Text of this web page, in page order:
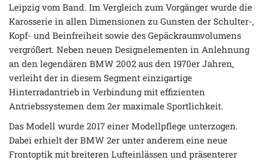
Leipzig vom Band. Im Vergleich zum Vorgänger wurde die
Karosserie in allen Dimensionen zu Gunsten der Schulter-,
Kopf- und Beinfreiheit sowie des Gepäckraumvolumens
vergrößert. Neben neuen Designelementen in Anlehnung
an den legendären BMW 2002 aus den 1970er Jahren,
verleiht der in diesem Segment einzigartige
Hinterradantrieb in Verbindung mit effizienten
Antriebssystemen dem 2er maximale Sportlichkeit.
Das Modell wurde 2017 einer Modellpflege unterzogen.
Dabei erhielt der BMW 2er unter anderem eine neue
Frontoptik mit breiteren Lufteinlässen und präsenterer